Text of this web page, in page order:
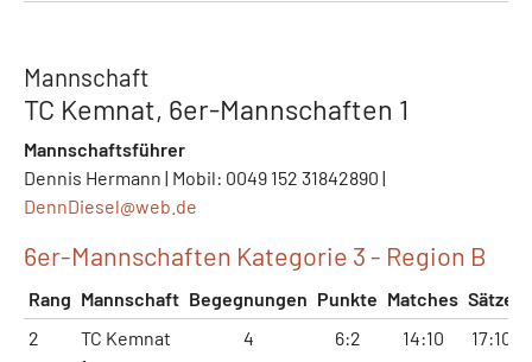
Mannschaft
TC Kemnat, 6er-Mannschaften 1
Mannschaftsführer
Dennis Hermann | Mobil: 0049 152 31842890 |
DennDiesel@web.de
6er-Mannschaften Kategorie 3 - Region B
Rang Mannschaft Begegnungen Punkte Matches Sätze
2
TC Kemnat
4 6:2 14:10 17:10